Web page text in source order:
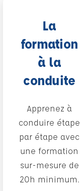
La
formation
à la
conduite
Apprenez à
conduire étape
par étape avec
une formation
sur-mesure de
20h minimum.